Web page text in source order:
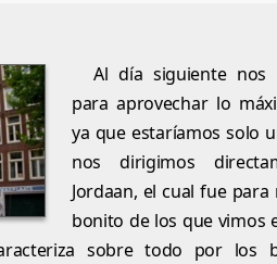
Al día siguiente nos
para aprovechar lo
ya que estaríamos solo
nos dirigimos
Jordaan, el cual fue
bonito de los que vimos
sobre todo por los